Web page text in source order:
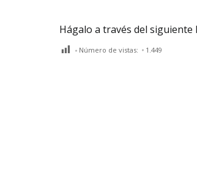
Hágalo a través del
Número de vistas: 1.449